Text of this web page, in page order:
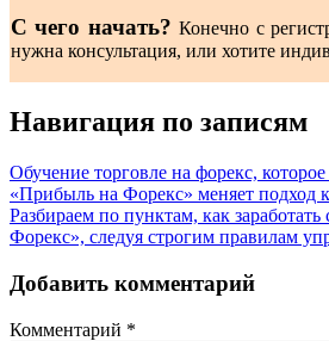
С чего начать?Конечно с
нужна консультация, или хотите
Навигация по записям
Обучение торговле на форекс,
«Прибыль на Форекс» меняет подход
Разбираем по пунктам, как
Форекс», следуя строгим правилам
Добавить комментарий
Комментарий *